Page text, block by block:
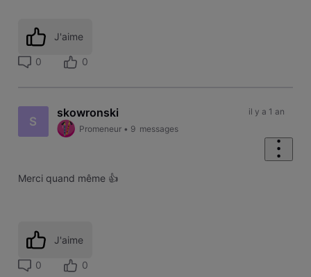
J'aime
0 0
S
skowronski
Promeneur • 9 messages
il y a 1 an
Merci quand même 👍
J'aime
0 0